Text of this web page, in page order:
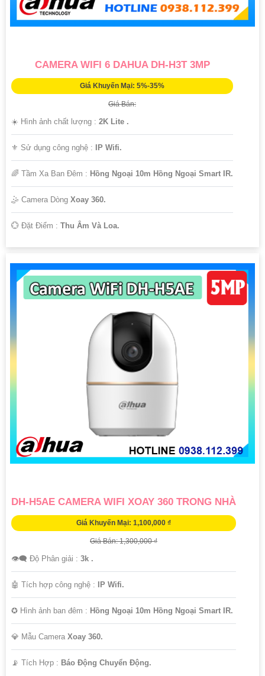
CAMERA WIFI 6 DAHUA DH-H3T 3MP
Giá Khuyến Mại: 5%-35%
Giá Bán:
☀️ Hình ảnh chất lượng : 2K Lite .
⚜️ Sử dụng công nghệ : IP Wifi.
🌈 Tầm Xa Ban Đêm : Hồng Ngoại 10m Hồng Ngoại Smart IR.
🤹 Camera Dòng Xoay 360.
️💮 Đặt Điểm : Thu Âm Và Loa.
DH-H5AE CAMERA WIFI XOAY 360 TRONG NHÀ
Giá Khuyến Mại: 1,100,000 ₫
Giá Bán: 1,300,000 ₫
👁️‍🗨 Độ Phân giải : 3k .
🤖️ Tích hợp công nghệ : IP Wifi.
✪ Hình ảnh ban đêm : Hồng Ngoại 10m Hồng Ngoại Smart IR.
💎 Mẫu Camera Xoay 360.
️📡 Tích Hợp : Báo Động Chuyển Động.